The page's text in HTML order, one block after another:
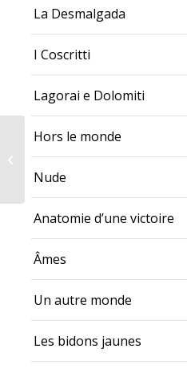
La Desmalgada
I Coscritti
Lagorai e Dolomiti
Hors le monde
Nude
Anatomie d’une victoire
Âmes
Un autre monde
Les bidons jaunes
cartier replica watches